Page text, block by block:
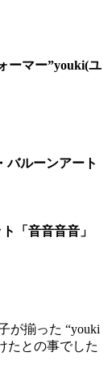
ーマー”youki(ユ
ルーンアート
「音音音音」
が揃った “youki
たとの事でした